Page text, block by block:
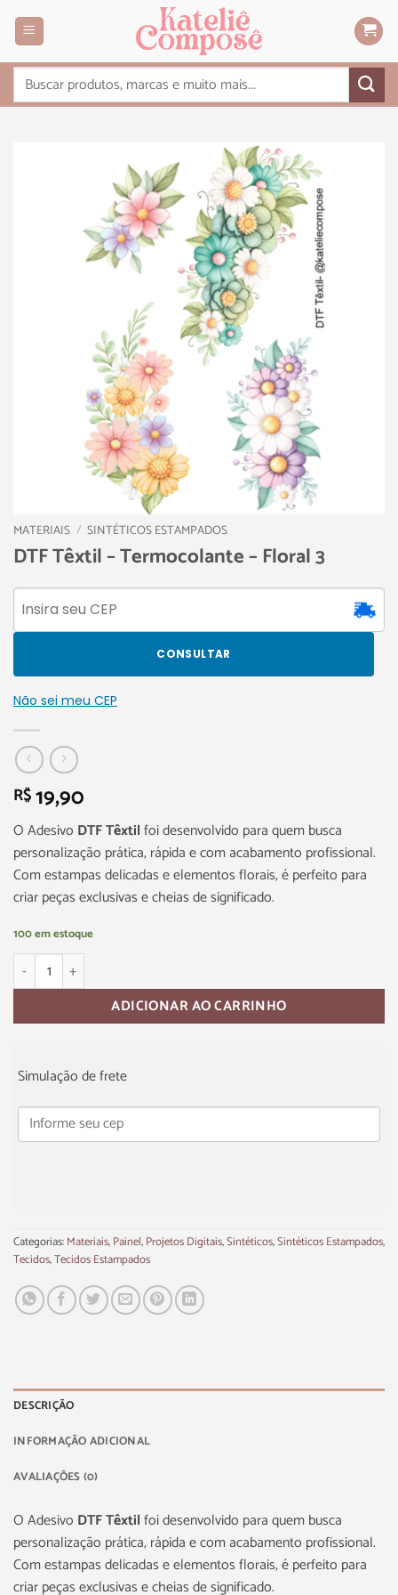
MATERIAIS / SINTÉTICOS ESTAMPADOS
DTF Têxtil – Termocolante – Floral 3
CONSULTAR
Não sei meu CEP
R$19,90
O Adesivo DTF Têxtilfoi desenvolvido para quem busca
personalização prática, rápida e com acabamento profissional.
Com estampas delicadas e elementos florais, é perfeito para
criar peças exclusivas e cheias de significado.
100 em estoque
ADICIONAR AO CARRINHO
Simulação de frete
Categorias:Materiais,Painel,Projetos Digitais,Sintéticos,Sintéticos Estampados,
Tecidos,Tecidos Estampados
DESCRIÇÃO
INFORMAÇÃO ADICIONAL
AVALIAÇÕES (0)
O Adesivo DTF Têxtilfoi desenvolvido para quem busca
personalização prática, rápida e com acabamento profissional.
Com estampas delicadas e elementos florais, é perfeito para
criar peças exclusivas e cheias de significado.